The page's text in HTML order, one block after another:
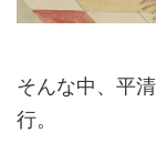
そんな中、平
行。